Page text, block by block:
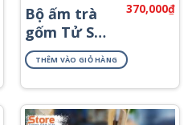
Bộ ấm trà
gốm Tử Sa
đẹp ATS-79
370,000₫
THÊM VÀO GIỎ HÀNG